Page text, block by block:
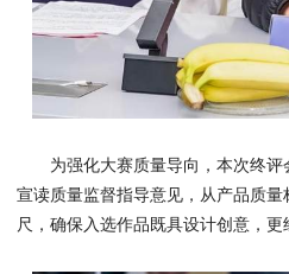
为强化大赛质量导向，本次终
宣读质量监督指导意见，从产品质
尺，确保入选作品既具设计创意，更